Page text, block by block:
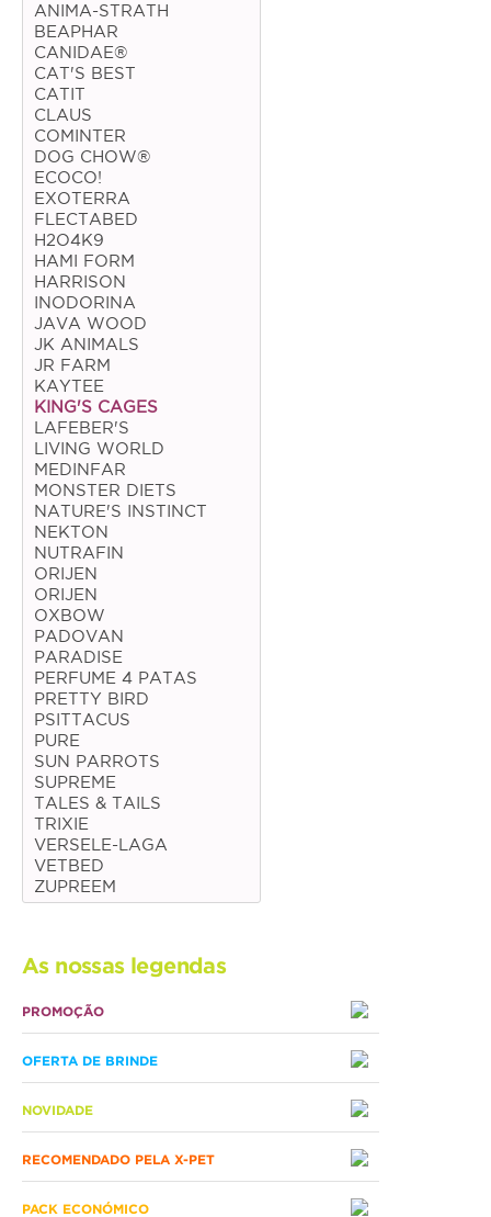
Gato
Júnior
Adulto
Sénior
Pequenos Mamíferos
Coelho
Porquinho da Índia
Chinchila
Furão
Gerbo
Degu
Hamster
Ratazana
Ouriço
Esquilo
Aves
Pequenas
Médias
Grandes
Répteis
Tartaruga
Serpente
Cão
Júnior
Adulto
Sénior
ANIMA-STRATH
BEAPHAR
CANIDAE®
CAT'S BEST
CATIT
CLAUS
COMINTER
DOG CHOW®
ECOCO!
EXOTERRA
FLECTABED
H2O4K9
HAMI FORM
HARRISON
INODORINA
JAVA WOOD
JK ANIMALS
JR FARM
KAYTEE
KING'S CAGES
LAFEBER'S
LIVING WORLD
MEDINFAR
MONSTER DIETS
NATURE'S INSTINCT
NEKTON
NUTRAFIN
ORIJEN
ORIJEN
OXBOW
PADOVAN
PARADISE
PERFUME 4 PATAS
PRETTY BIRD
PSITTACUS
PURE
SUN PARROTS
SUPREME
TALES & TAILS
TRIXIE
VERSELE-LAGA
VETBED
ZUPREEM
As nossas legendas
PROMOÇÃO
OFERTA DE BRINDE
NOVIDADE
RECOMENDADO PELA X-PET
PACK ECONÓMICO